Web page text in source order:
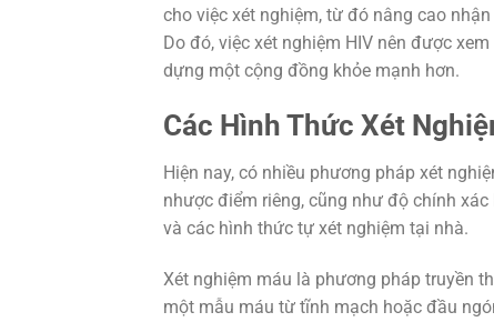
cho việc xét nghiệm, từ đó nâng cao
Do đó, việc xét nghiệm HIV nên được
dựng một cộng đồng khỏe mạnh hơn.
Các Hình Thức Xét
Hiện nay, có nhiều phương pháp xét
nhược điểm riêng, cũng như độ chính
và các hình thức tự xét nghiệm tại nhà.
Xét nghiệm máu là phương pháp truyền
một mẫu máu từ tĩnh mạch hoặc đầu